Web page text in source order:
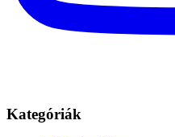
Kategóriák